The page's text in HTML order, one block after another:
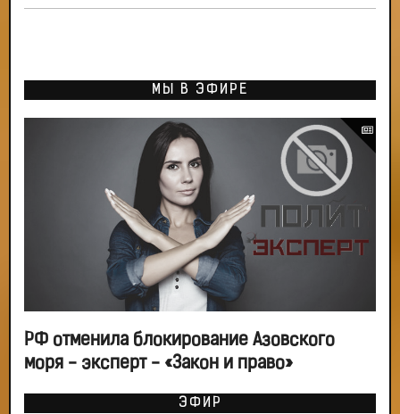
МЫ В ЭФИРЕ
РФ отменила блокирование Азовского
моря - эксперт - «Закон и право»
ЭФИР